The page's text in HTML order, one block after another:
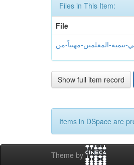
Files in This Item:
File
Show full item record
Items in DSpace are
Theme by